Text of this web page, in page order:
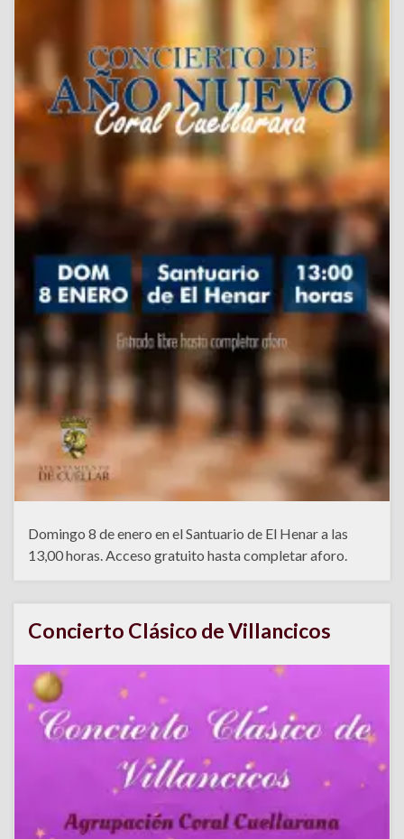
Domingo 8 de enero en el Santuario de El Henar a las
13,00 horas. Acceso gratuito hasta completar aforo.
Concierto Clásico de Villancicos